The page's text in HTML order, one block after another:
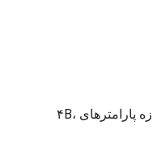
در اندازه پارامترهای ۴B،